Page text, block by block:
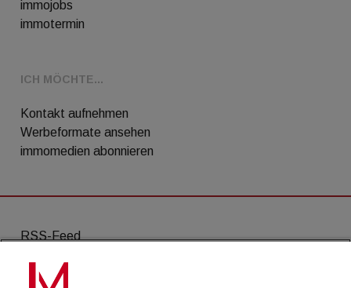
immojobs
immotermin
ICH MÖCHTE...
Kontakt aufnehmen
Werbeformate ansehen
immomedien abonnieren
RSS-Feed
AGB